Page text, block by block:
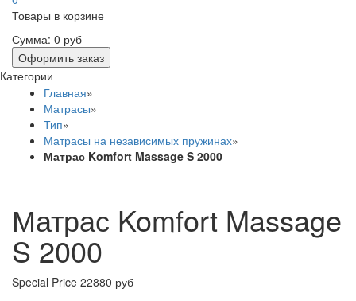
Товары в корзине
Сумма: 0 руб
Оформить заказ
Категории
Главная»
Матрасы»
Тип»
Матрасы на независимых пружинах»
Матрас Komfort Massage S 2000
Матрас Komfort Massage
S 2000
Special Price 22880 руб